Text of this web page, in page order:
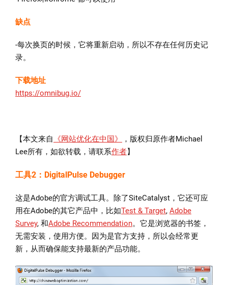
缺点
-每次换页的时候，它将重新启动，所以不存在任何历史记
录。
下载地址
https://omnibug.io/
【本文来自 《网站优化在中国》
，版权归原作者Michael
Lee所有，如欲转载，请联系作者】
工具2：DigitalPulse Debugger
这是Adobe的官方调试工具。除了SiteCatalyst，它还可应
用在Adobe的其它产品中，比如Test & Target, Adobe
Survey, 和Adobe Recommendation。它是浏览器的书签，
无需安装，使用方便。因为是官方支持，所以会经常更
新，从而确保能支持最新的产品功能。